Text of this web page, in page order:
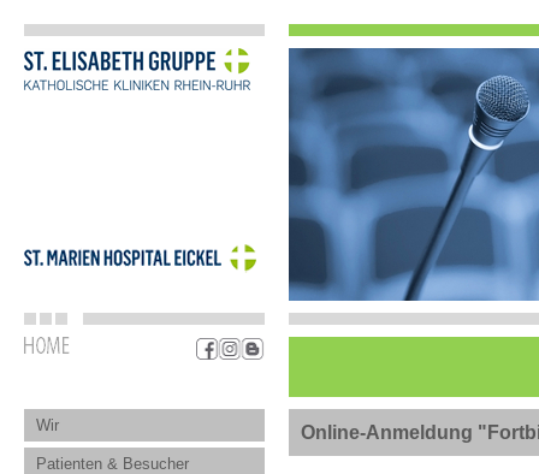
Wir
Patienten & Besucher
Online-Anmeldung